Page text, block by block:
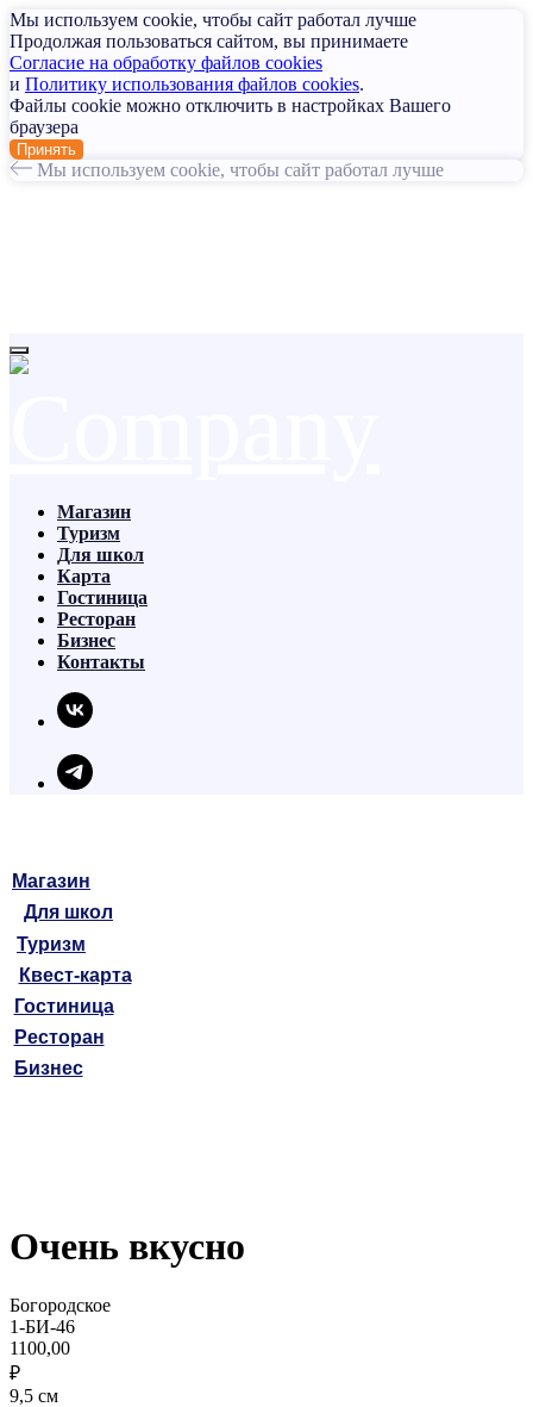
Мы используем cookie, чтобы сайт работал лучше
Продолжая пользоваться сайтом, вы принимаете
Согласие на обработку файлов cookies
и Политику использования файлов cookies.
Файлы cookie можно отключить в настройках Вашего
браузера
Принять
Мы используем cookie, чтобы сайт работал лучше
Магазин
Для школ
Туризм
Квест-карта
Гостиница
Ресторан
Бизнес
Магазин
Туризм
Для школ
Карта
Гостиница
Ресторан
Бизнес
Контакты
Очень вкусно
Богородское
1-БИ-46
1100,00
₽
9,5 см